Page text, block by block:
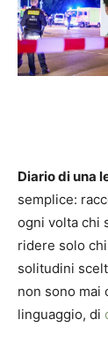
Diario di una
semplice:
ogni volta chi
ridere solo
solitudini
non sono mai
linguaggio, di